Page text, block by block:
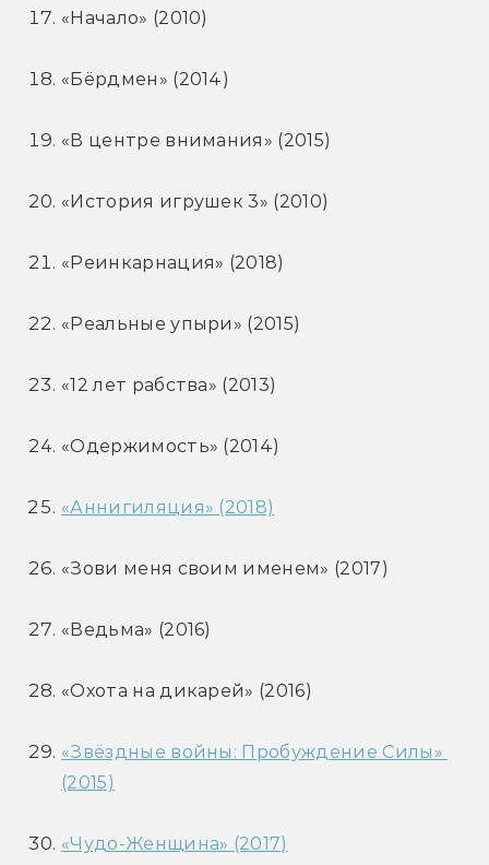
«Начало» (2010)
«Бёрдмен» (2014)
«В центре внимания» (2015)
«История игрушек 3» (2010)
«Реинкарнация» (2018)
«Реальные упыри» (2015)
«12 лет рабства» (2013)
«Одержимость» (2014)
«Аннигиляция» (2018)
«Зови меня своим именем» (2017)
«Ведьма» (2016)
«Охота на дикарей» (2016)
«Звёздные войны: Пробуждение Силы»
(2015)
«Чудо-Женщина» (2017)